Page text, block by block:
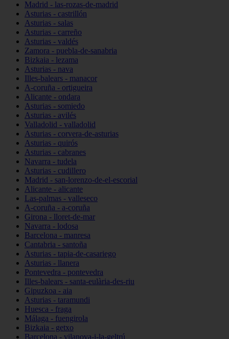
Madrid - las-rozas-de-madrid
Asturias - castrillón
Asturias - salas
Asturias - carreño
Asturias - valdés
Zamora - puebla-de-sanabria
Bizkaia - lezama
Asturias - nava
Illes-balears - manacor
A-coruña - ortigueira
Alicante - ondara
Asturias - somiedo
Asturias - avilés
Valladolid - valladolid
Asturias - corvera-de-asturias
Asturias - quirós
Asturias - cabranes
Navarra - tudela
Asturias - cudillero
Madrid - san-lorenzo-de-el-escorial
Alicante - alicante
Las-palmas - valleseco
A-coruña - a-coruña
Girona - lloret-de-mar
Navarra - lodosa
Barcelona - manresa
Cantabria - santoña
Asturias - tapia-de-casariego
Asturias - llanera
Pontevedra - pontevedra
Illes-balears - santa-eulària-des-riu
Gipuzkoa - aia
Asturias - taramundi
Huesca - fraga
Málaga - fuengirola
Bizkaia - getxo
Barcelona - vilanova-i-la-geltrú